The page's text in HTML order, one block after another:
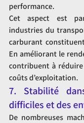
performance.
Cet aspect est
industries du
carburant
En améliorant le
contribuent à
coûts d’exploitation.
7. Stabilité
difficiles et des
De nombreuses